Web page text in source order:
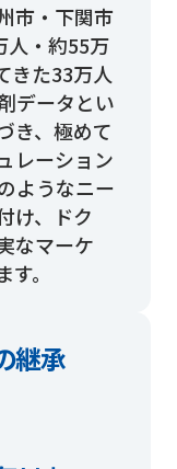
市・下関市
人・約55万
きた33万人
データとい
き、極めて
レーション
ようなニー
け、ドク
なマーケ
。
継承